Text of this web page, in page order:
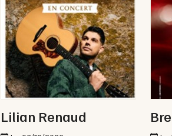
Comté
Newsletter des
Lilian Renaud